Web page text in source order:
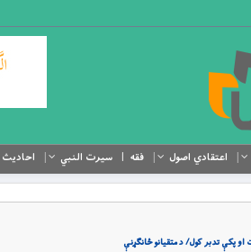
اعتقادي اصول فقه سیرت النبي احادیث
پکې تدبر کول/ د متقیانو ځانګړنې